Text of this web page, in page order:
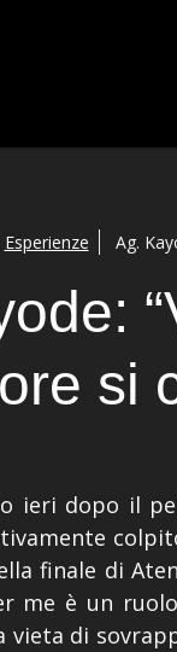
Esperienze Ag.
si
ieri dopo il
finale di
me è un
vieta di